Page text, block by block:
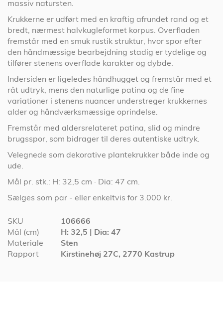
massiv natursten.
Krukkerne er udført med en kraftig afrundet rand og et
bredt, nærmest halvkugleformet korpus. Overfladen
fremstår med en smuk rustik struktur, hvor spor efter
den håndmæssige bearbejdning stadig er tydelige og
tilfører stenens overflade karakter og dybde.
Indersiden er ligeledes håndhugget og fremstår med et
råt udtryk, mens den naturlige patina og de fine
variationer i stenens nuancer understreger krukkernes
alder og håndværksmæssige oprindelse.
Fremstår med aldersrelateret patina, slid og mindre
brugsspor, som bidrager til deres autentiske udtryk.
Velegnede som dekorative plantekrukker både inde og
ude.
Mål pr. stk.: H: 32,5 cm · Dia: 47 cm.
Sælges som par - eller enkeltvis for 3.000 kr.
Specifikationer
SKU
106666
Mål (cm)
H: 32,5 | Dia: 47
Materiale
Sten
Rapport
Kirstinehøj 27C, 2770 Kastrup